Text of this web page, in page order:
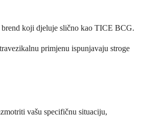
koji djeluje slično kao TICE BCG.
primjenu ispunjavaju stroge
vašu specifičnu situaciju,